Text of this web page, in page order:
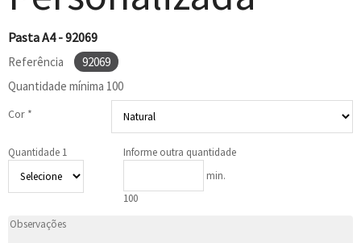
Pasta A4 - 92069
Referência
92069
Quantidade mínima 100
Cor *
Quantidade 1
Informe outra quantidade
min.
100